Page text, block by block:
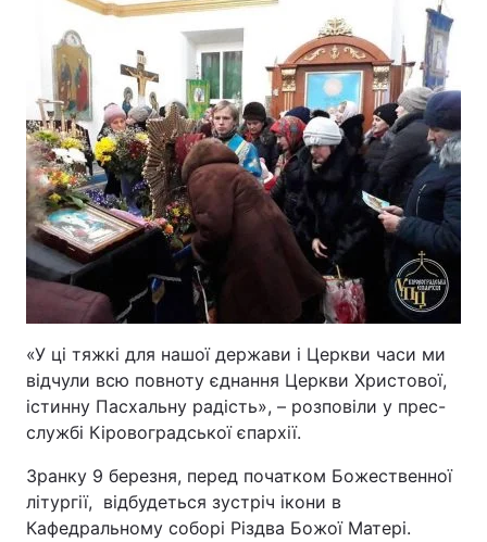
«У ці тяжкі для нашої держави і Церкви часи ми
відчули всю повноту єднання Церкви Христової,
істинну Пасхальну радість», – розповіли у прес-
службі Кіровоградської єпархії.
Зранку 9 березня, перед початком Божественної
літургії, відбудеться зустріч ікони в
Кафедральному соборі Різдва Божої Матері.